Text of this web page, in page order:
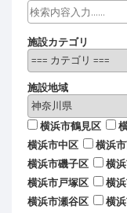
施設カテゴリ
施設地域
横浜市鶴見区
横浜市中区
横浜
横浜市磯子区
横
横浜市戸塚区
横
横浜市瀬谷区
横